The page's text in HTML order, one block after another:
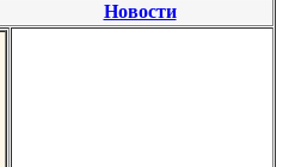
Новости